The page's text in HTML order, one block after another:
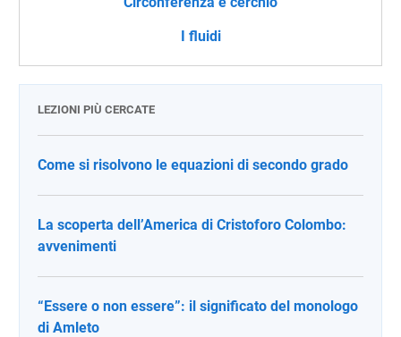
I fluidi
LEZIONI PIÙ CERCATE
Come si risolvono le equazioni di secondo grado
La scoperta dell’America di Cristoforo Colombo:
avvenimenti
“Essere o non essere”: il significato del monologo
di Amleto